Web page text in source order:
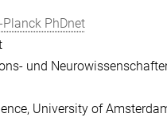
Planck PhDnet
und
University of